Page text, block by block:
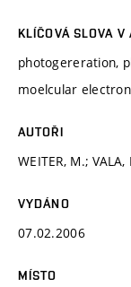
KLÍČOVÁ SLOVA V
photogereration,
moelcular
AUTOŘI
WEITER, M.;
VYDÁNO
07.02.2006
MÍSTO